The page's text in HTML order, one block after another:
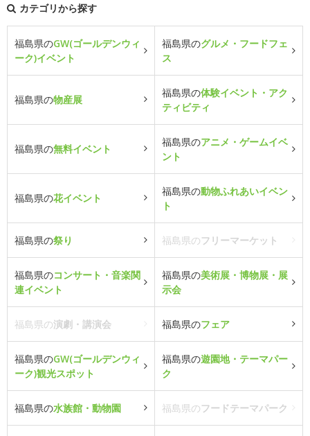
カテゴリから探す
福島県のGW(ゴールデンウィ
ーク)イベント
福島県のグルメ・フードフェ
ス
福島県の物産展
福島県の体験イベント・アク
ティビティ
福島県の無料イベント
福島県のアニメ・ゲームイベ
ント
福島県の花イベント
福島県の動物ふれあいイベン
ト
福島県の祭り 福島県のフリーマーケット
福島県のコンサート・音楽関
連イベント
福島県の美術展・博物展・展
示会
福島県の演劇・講演会 福島県のフェア
福島県のGW(ゴールデンウィ
ーク)観光スポット
福島県の遊園地・テーマパー
ク
福島県の水族館・動物園 福島県のフードテーマパーク